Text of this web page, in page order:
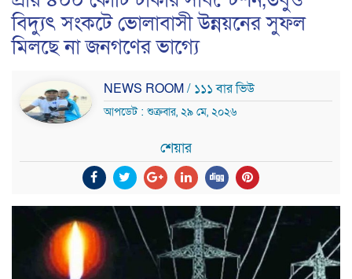
বিদ্যুৎ সংকটে ভোলাবাসী উন্নয়নের সুফল
মিলছে না জনগণের ভাগ্যে
NEWS ROOM/ ১১১ বার ভিউ
আপডেট : শুক্রবার, ২৯ মে, ২০২৬
শেয়ার